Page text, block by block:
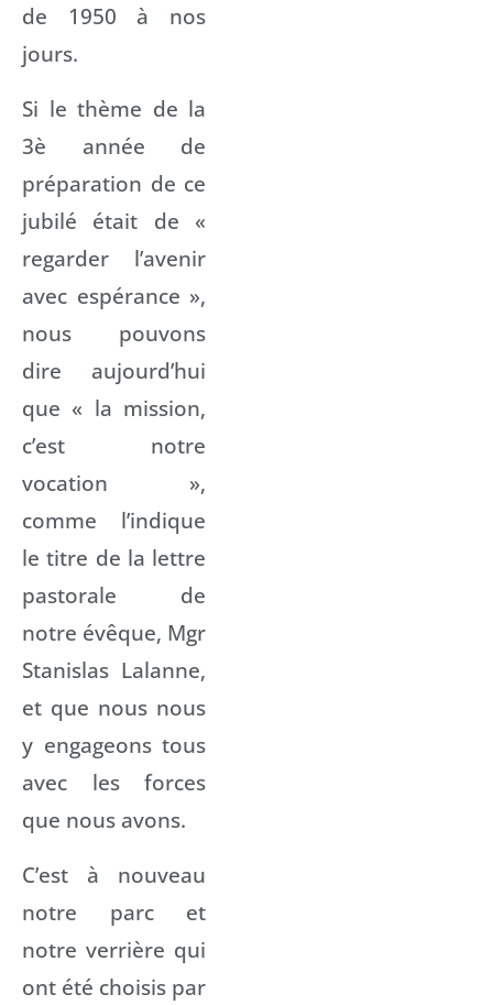
de 1950 à nos
jours.
Si le thème de la
3è année de
préparation de ce
jubilé était de «
regarder l’avenir
avec espérance »,
nous pouvons
dire aujourd’hui
que « la mission,
c’est notre
vocation »,
comme l’indique
le titre de la lettre
pastorale de
notre évêque, Mgr
Stanislas Lalanne,
et que nous nous
y engageons tous
avec les forces
que nous avons.
C’est à nouveau
notre parc et
notre verrière qui
ont été choisis par